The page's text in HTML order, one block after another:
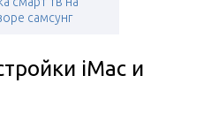
самсунг
iMac и